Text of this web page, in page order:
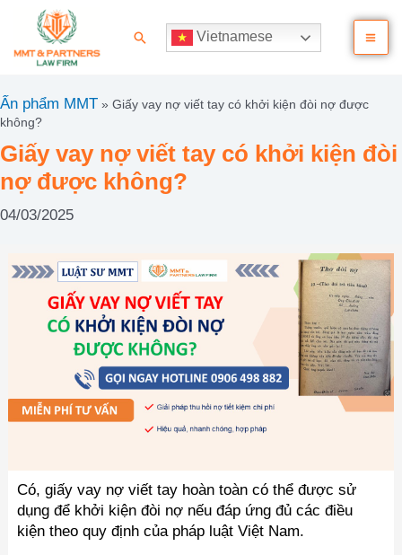
nội
Tìm
Vietnamese
Ấn phẩm MMT » Giấy vay nợ viết tay có khởi kiện đòi nợ được
không?
Giấy vay nợ viết tay có khởi kiện đòi
nợ được không?
04/03/2025
Có, giấy vay nợ viết tay hoàn toàn có thể được sử
dụng để khởi kiện đòi nợ nếu đáp ứng đủ các điều
kiện theo quy định của pháp luật Việt Nam.